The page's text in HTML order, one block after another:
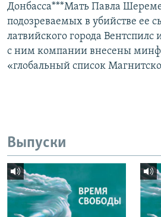
Донбасса***Мать Павла
подозреваемых в убийстве ее
латвийского города
с ним компании внесены
«глобальный список
Выпуски